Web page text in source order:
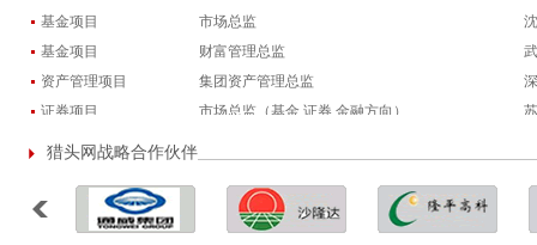
基金项目
市场总监
基金项目
财富管理总监
资产管理项目
集团资产管理总监
证券项目
市场总监（基金 证券 金融方向）
猎头网战略合作伙伴